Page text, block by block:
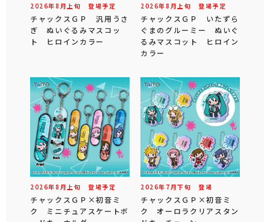
2026年8 月 上旬 登場予定
チャックスＧＰ 汎用うさ
ぎ ぬいぐるみマスコッ
ト ヒロインカラー
2026年8 月 上旬 登場予定
チャックスＧＰ いたずら
ぐまのグルーミー ぬいぐ
るみマスコット ヒロイン
カラー
2026年8 月 上旬 登場予定
チャックスＧＰ×初音ミ
ク ミニチュアスケートボ
2026年 7 月下旬 登場
チャックスＧＰ×初音ミ
ク オーロラクリアスタン